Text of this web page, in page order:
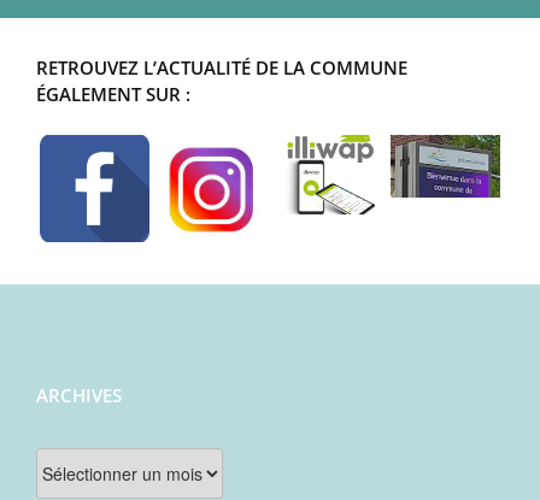
RETROUVEZ L’ACTUALITÉ DE LA COMMUNE
ÉGALEMENT SUR :
ARCHIVES
Archives